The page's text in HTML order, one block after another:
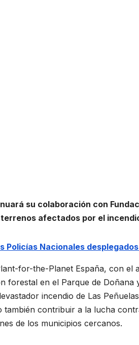
su colaboración con
afectados por el
Policías Nacionales
for-the-Planet España, con el
forestal en el Parque de
incendio de Las
también contribuir a la lucha
de los municipios cercanos.